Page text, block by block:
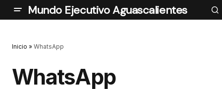
Mundo Ejecutivo Aguascalientes
Inicio » WhatsApp
WhatsApp